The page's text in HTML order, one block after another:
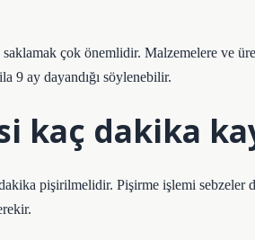
çok önemlidir. Malzemelere ve
9 ay dayandığı söylenebilir.
kaç dakika
pişirilmelidir. Pişirme işlemi sebzeler